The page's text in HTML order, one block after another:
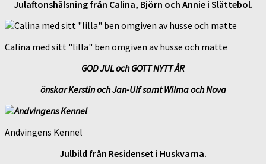
Julaftonshälsning från Calina, Björn och Annie i Slättebol.
Calina med sitt "lilla" ben omgiven av husse och matte
GOD JUL och GOTT NYTT ÅR
önskar Kerstin och Jan-Ulf samt Wilma och Nova
Andvingens Kennel
Julbild från Residenset i Huskvarna.